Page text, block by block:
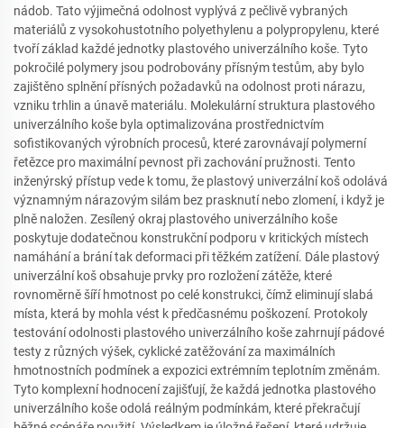
nádob. Tato výjimečná odolnost vyplývá z pečlivě vybraných
materiálů z vysokohustotního polyethylenu a polypropylenu, které
tvoří základ každé jednotky plastového univerzálního koše. Tyto
pokročilé polymery jsou podrobovány přísným testům, aby bylo
zajištěno splnění přísných požadavků na odolnost proti nárazu,
vzniku trhlin a únavě materiálu. Molekulární struktura plastového
univerzálního koše byla optimalizována prostřednictvím
sofistikovaných výrobních procesů, které zarovnávají polymerní
řetězce pro maximální pevnost při zachování pružnosti. Tento
inženýrský přístup vede k tomu, že plastový univerzální koš odolává
významným nárazovým silám bez prasknutí nebo zlomení, i když je
plně naložen. Zesílený okraj plastového univerzálního koše
poskytuje dodatečnou konstrukční podporu v kritických místech
namáhání a brání tak deformaci při těžkém zatížení. Dále plastový
univerzální koš obsahuje prvky pro rozložení zátěže, které
rovnoměrně šíří hmotnost po celé konstrukci, čímž eliminují slabá
místa, která by mohla vést k předčasnému poškození. Protokoly
testování odolnosti plastového univerzálního koše zahrnují pádové
testy z různých výšek, cyklické zatěžování za maximálních
hmotnostních podmínek a expozici extrémním teplotním změnám.
Tyto komplexní hodnocení zajišťují, že každá jednotka plastového
univerzálního koše odolá reálným podmínkám, které překračují